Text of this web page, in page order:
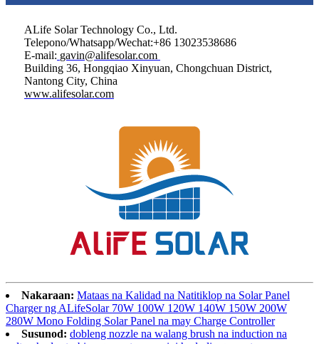
ALife Solar Technology Co., Ltd.
Telepono/Whatsapp/Wechat:+86 13023538686
E-mail: gavin@alifesolar.com
Building 36, Hongqiao Xinyuan, Chongchuan District,
Nantong City, China
www.alifesolar.com
Nakaraan: Mataas na Kalidad na Natitiklop na Solar Panel
Charger ng ALifeSolar 70W 100W 120W 140W 150W 200W
280W Mono Folding Solar Panel na may Charge Controller
Susunod: dobleng nozzle na walang brush na induction na